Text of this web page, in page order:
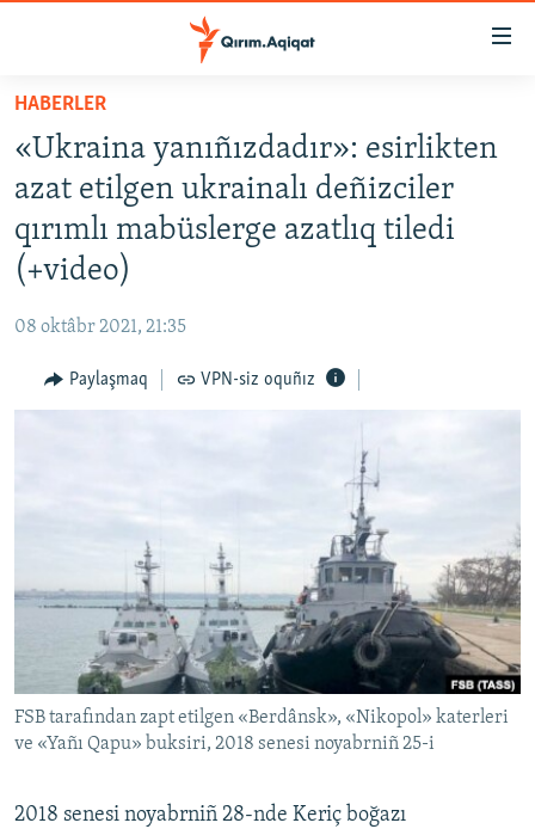
Esas
qaytmaq
Baş
navigatsiyağa
qaytmaq
Qıdıruvğa
HABERLER
İQTİSADİYAT
CEMİYET
İNSAN AQLARI
VİDEO
Українською
QOŞULIÑIZ!
HABERLER
«Ukraina yanıñızdadır»: esirlikten
azat etilgen ukrainalı deñizciler
qırımlı mabüslerge azatlıq tiledi
(+video)
08 oktâbr 2021, 21:35
Paylaşmaq VPN-siz oquñız
FSB tarafından zapt etilgen «Berdânsk», «Nikopol» katerleri
ve «Yañı Qapu» buksiri, 2018 senesi noyabrniñ 25-i
2018 senesi noyabrniñ 28-nde Keriç boğazı